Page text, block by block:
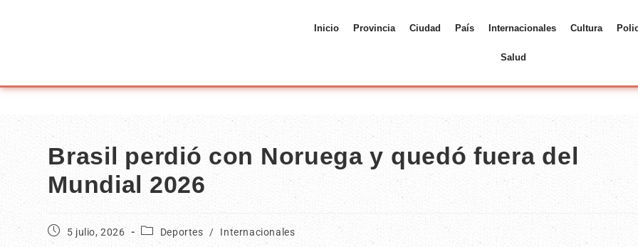
Inicio Provincia Ciudad País Internacionales Cultura
Salud
Brasil perdió con Noruega y quedó fuera del
Mundial 2026
5 julio, 2026 Deportes / Internacionales